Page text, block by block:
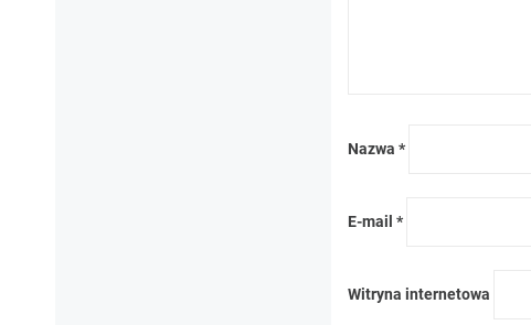
Nazwa *
E-mail *
Witryna internetowa